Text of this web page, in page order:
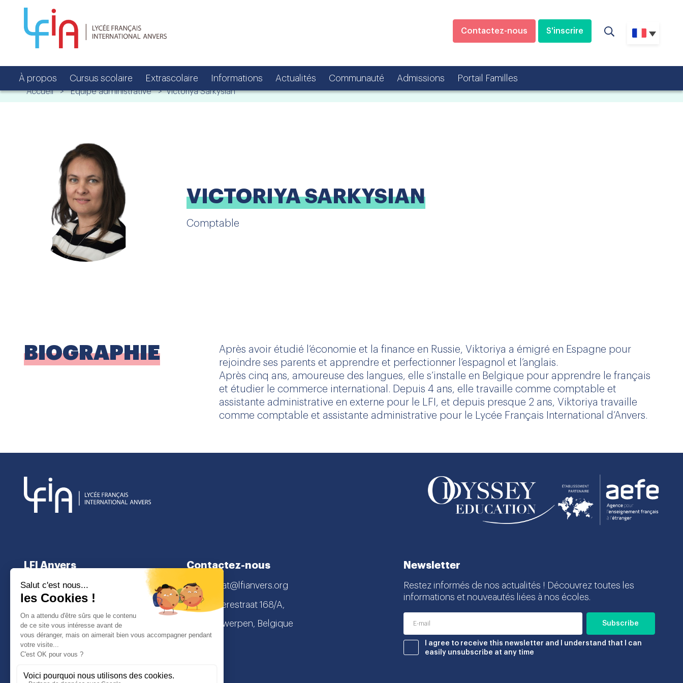
Contactez-nous S'inscrire
À propos Cursus scolaire Extrascolaire Informations Actualités Communauté Admissions Portail Familles
Accueil > Équipe administrative > Victoriya Sarkysian
VICTORIYA SARKYSIAN
Comptable
BIOGRAPHIE
Après avoir étudié l’économie et la finance en Russie, Viktoriya a émigré en Espagne pour
rejoindre ses parents et apprendre et perfectionner l’espagnol et l’anglais.
Après cinq ans, amoureuse des langues, elle s’installe en Belgique pour apprendre le français
et étudier le commerce international. Depuis 4 ans, elle travaille comme comptable et
assistante administrative en externe pour le LFI, et depuis presque 2 ans, Viktoriya travaille
comme comptable et assistante administrative pour le Lycée Français International d’Anvers.
LFI Anvers
À propos
Cursus scolaire
Admissions
Contactez-nous
secretariat@lfianvers.org
Lamorinierestraat 168/A,
2018 Antwerpen, Belgique
Newsletter
Restez informés de nos actualités ! Découvrez toutes les
informations et nouveautés liées à nos écoles.
I agree to receive this newsletter and I understand that I can
easily unsubscribe at any time